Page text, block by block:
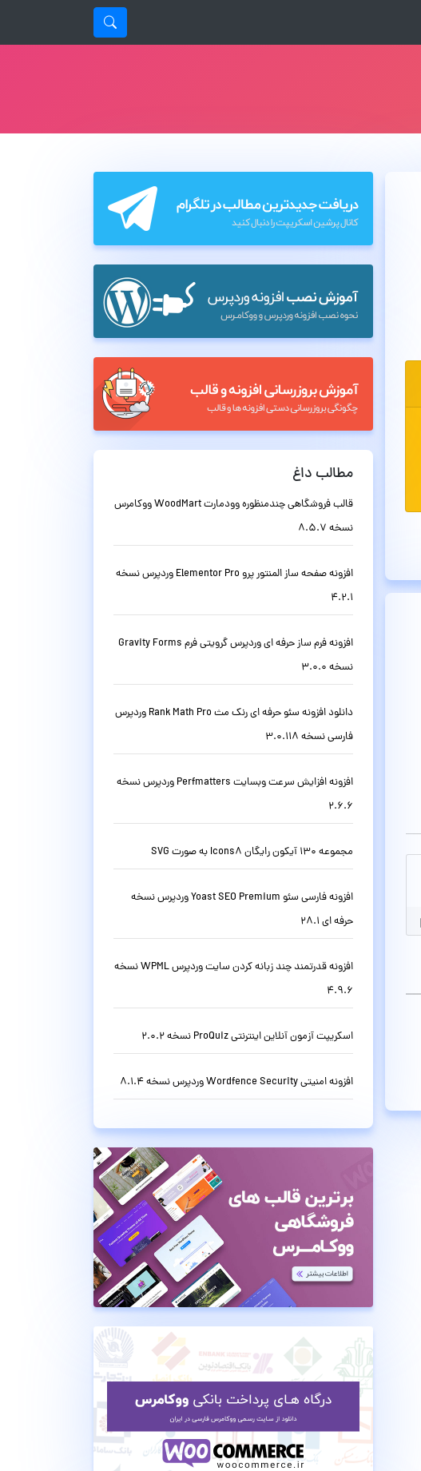
مطالب داغ
قالب فروشگاهی چندمنظوره وودمارت WoodMart ووکامرس
نسخه 8.5.7
افزونه صفحه ساز المنتور پرو Elementor Pro وردپرس نسخه
4.2.1
افزونه فرم ساز حرفه ای وردپرس گرویتی فرم Gravity Forms
نسخه 3.0.0
دانلود افزونه سئو حرفه ای رنک مث Rank Math Pro وردپرس
فارسی نسخه 3.0.118
افزونه افزایش سرعت وبسایت Perfmatters وردپرس نسخه
2.6.6
مجموعه 130 آیکون رایگان Icons8 به صورت SVG
افزونه فارسی سئو Yoast SEO Premium وردپرس نسخه
حرفه ای 28.1
افزونه قدرتمند چند زبانه کردن سایت وردپرس WPML نسخه
4.9.6
اسکریپت آزمون آنلاین اینترنتی ProQuiz نسخه 2.0.2
افزونه امنیتی Wordfence Security وردپرس نسخه 8.1.4